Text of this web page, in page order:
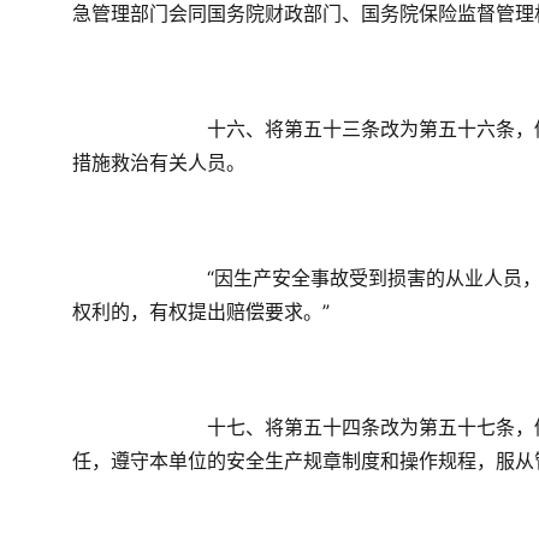
急管理部门会同国务院财政部门、国务院保险监督管
十六、将第五十三条改为第五十六条，
措施救治有关人员。
“因生产安全事故受到损害的从业人员
权利的，有权提出赔偿要求。”
十七、将第五十四条改为第五十七条，
任，遵守本单位的安全生产规章制度和操作规程，服